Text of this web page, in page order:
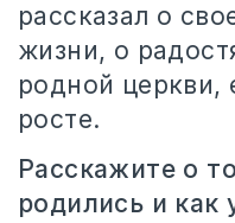
рассказал о
жизни, о
родной церкви,
росте.
Расскажите о
родились и как